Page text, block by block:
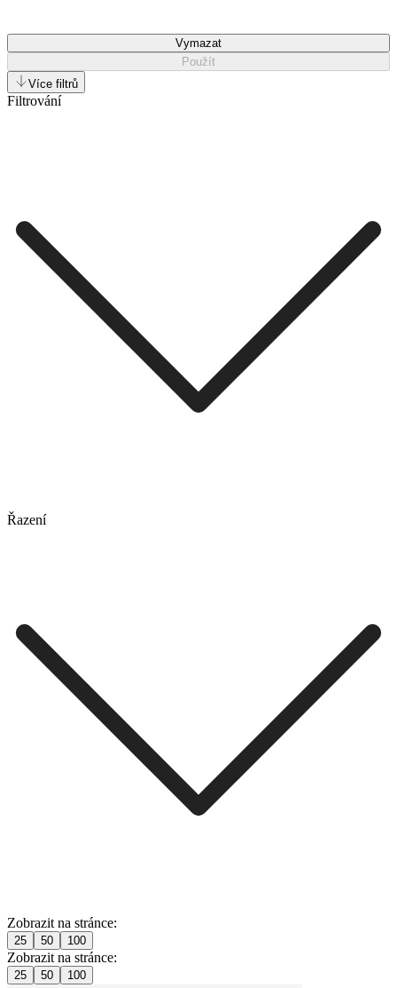
Vymazat
Použít
Více filtrů
Filtrování
Řazení
Zobrazit na stránce:
25 50 100
Zobrazit na stránce:
25 50 100